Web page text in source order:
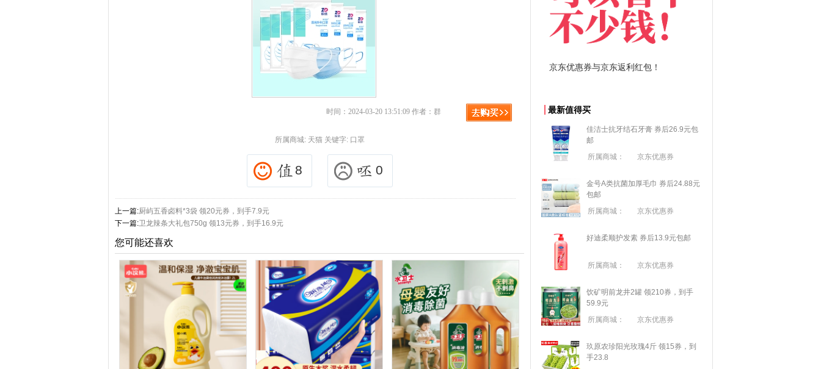
时间：2024-03-20 13:51:09 作者：群
所属商城: 天猫关键字: 口罩
8 0
上一篇:厨屿五香卤料*3袋 领20元券，到手7.9元
下一篇:卫龙辣条大礼包750g 领13元券，到手16.9元
您可能还喜欢
拼多多优惠券+拼多多返利
最新值得买
佳洁士抗牙结石牙膏 券后26.9元包
邮
所属商城：
京东优惠券
金号A类抗菌加厚毛巾 券后24.88元
包邮
所属商城：
京东优惠券
好迪柔顺护发素 券后13.9元包邮
所属商城： 京东优惠券
饮矿明前龙井2罐 领210券，到手
59.9元
所属商城：
京东优惠券
玖原农珍阳光玫瑰4斤 领15券，到
手23.8